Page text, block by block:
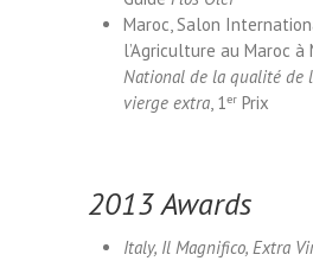
Maroc, Salon
l’Agriculture au Maroc à
National de la qualité de
vierge extra, 1er Prix
2013 Awards
Italy, Il Magnifico, Extra